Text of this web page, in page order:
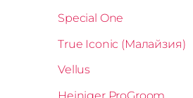
Special One
True Iconic (Малайзия)
Vellus